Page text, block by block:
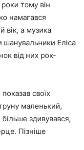
тому він
намагався
вік, а музика
Еліса
від них рок-
своїх
маленький,
здивувався,
Пізніше